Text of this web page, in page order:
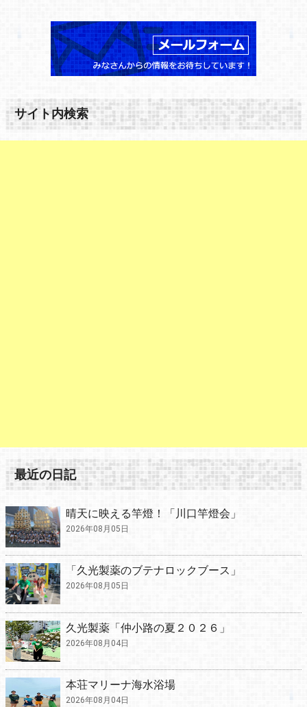
サイト内検索
最近の日記
晴天に映える竿燈！「川口竿燈会」
2026年08月05日
「久光製薬のブテナロックブース」
2026年08月05日
久光製薬「仲小路の夏２０２６」
2026年08月04日
本荘マリーナ海水浴場
2026年08月04日